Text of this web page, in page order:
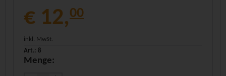
€ 12,00
inkl. MwSt.
Art.: 8
Menge: